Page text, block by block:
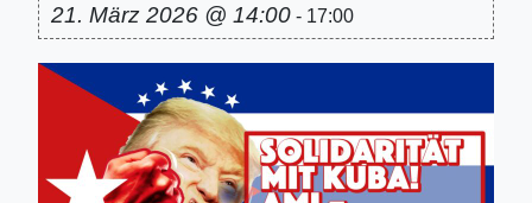
21. März 2026 @ 14:00 - 17:00